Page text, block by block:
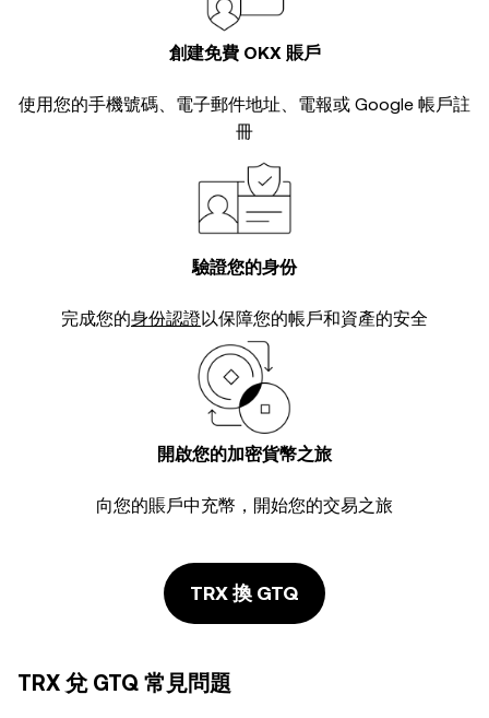
創建免費 OKX 賬戶
使用您的手機號碼、電子郵件地址、電報或 Google 帳戶註
冊
驗證您的身份
完成您的身份認證以保障您的帳戶和資產的安全
開啟您的加密貨幣之旅
向您的賬戶中充幣，開始您的交易之旅
TRX 換 GTQ
TRX 兌 GTQ 常見問題